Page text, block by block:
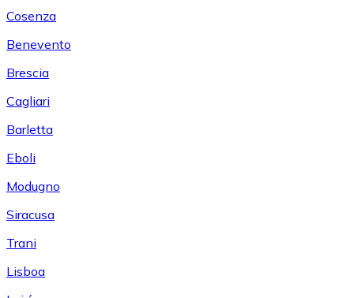
Cosenza
Benevento
Brescia
Cagliari
Barletta
Eboli
Modugno
Siracusa
Trani
Lisboa